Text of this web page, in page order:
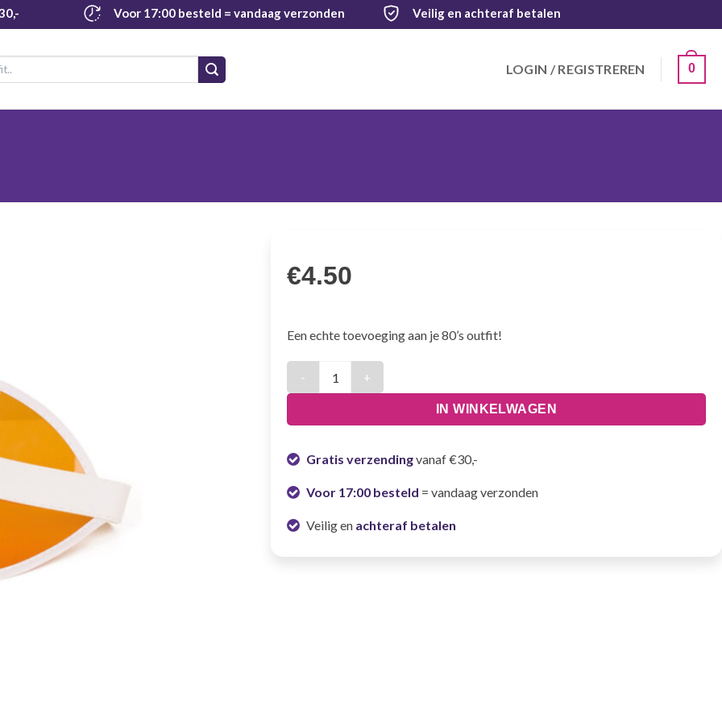
Voor 17:00 besteld = vandaag verzonden Veilig en achteraf betalen
LOGIN / REGISTREREN 0
€4.50
Een echte toevoeging aan je 80’s outfit!
IN WINKELWAGEN
Gratis verzendingvanaf €30,-
Voor 17:00 besteld = vandaag verzonden
Veilig en achteraf betalen